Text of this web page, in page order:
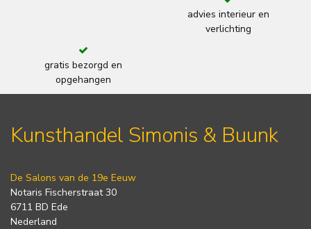
advies interieur en
verlichting
gratis bezorgd en
opgehangen
Kunsthandel Simonis & Buunk
De Salons van de 19e Eeuw
Notaris Fischerstraat 30
6711 BD Ede
Nederland